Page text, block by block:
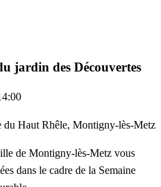
jardin des Découvertes
du Haut Rhêle, Montigny-lès-Metz
de Montigny-lès-Metz vous
dans le cadre de la Semaine